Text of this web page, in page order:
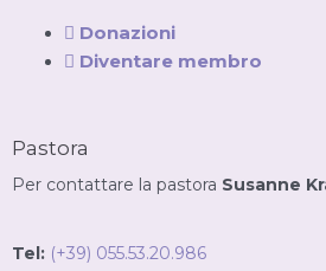
Donazioni
Diventare membro
Pastora
Per contattare la pastora Susanne
Tel: (+39) 055.53.20.986